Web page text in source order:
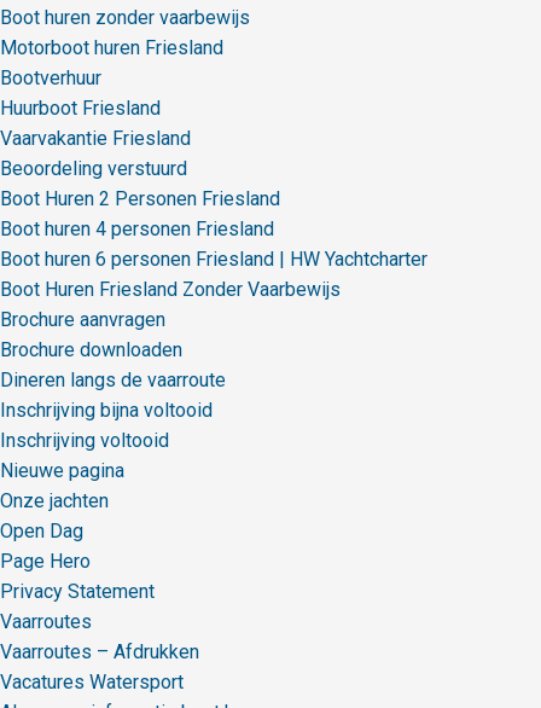
Boot huren zonder vaarbewijs
Motorboot huren Friesland
Bootverhuur
Huurboot Friesland
Vaarvakantie Friesland
Beoordeling verstuurd
Boot Huren 2 Personen Friesland
Boot huren 4 personen Friesland
Boot huren 6 personen Friesland | HW Yachtcharter
Boot Huren Friesland Zonder Vaarbewijs
Brochure aanvragen
Brochure downloaden
Dineren langs de vaarroute
Inschrijving bijna voltooid
Inschrijving voltooid
Nieuwe pagina
Onze jachten
Open Dag
Page Hero
Privacy Statement
Vaarroutes
Vaarroutes – Afdrukken
Vacatures Watersport